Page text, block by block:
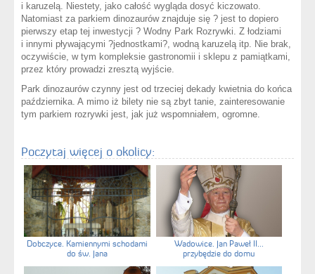
i karuzelą. Niestety, jako całość wygląda dosyć kiczowato.
Natomiast za parkiem dinozaurów znajduje się ? jest to dopiero
pierwszy etap tej inwestycji ? Wodny Park Rozrywki. Z łodziami
i innymi pływającymi ?jednostkami?, wodną karuzelą itp. Nie brak,
oczywiście, w tym kompleksie gastronomii i sklepu z pamiątkami,
przez który prowadzi zresztą wyjście.
Park dinozaurów czynny jest od trzeciej dekady kwietnia do końca
października. A mimo iż bilety nie są zbyt tanie, zainteresowanie
tym parkiem rozrywki jest, jak już wspomniałem, ogromne.
Poczytaj więcej o okolicy:
Dobczyce. Kamiennymi schodami
do św. Jana
Wadowice. Jan Paweł II...
przybędzie do domu